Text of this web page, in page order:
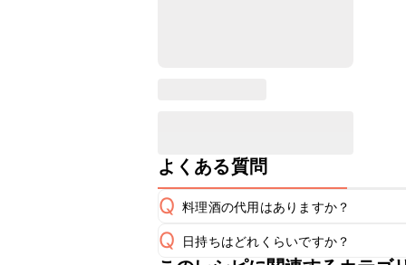
よくある質問
Q 料理酒の代用はありますか？
A
Q 日持ちはどれくらいですか？